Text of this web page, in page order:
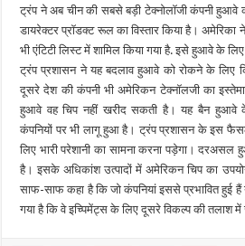
ट्रंप ने अब चीन की सबसे बड़ी टेक्नोलॉजी कंपनी हुआवे
डायरेक्टर प्रॉडक्ट रूल का विस्तार किया है। अमेरिका
भी एंटिटी लिस्ट में शामिल किया गया है. इसे हुआवे के लिए
ट्रंप प्रशासन ने यह बदलाव हुआवे को रोकने के लिए
दूसरे देश की कंपनी भी अमेरिकन टेक्नॉलजी का
हुआवे वह चिप नहीं खरीद सकती है। यह बैन हुआवे
कंपनियों पर भी लागू हुआ है। ट्रंप प्रशासन के इस
लिए भारी परेशानी का सामना करना पड़ेगा। दरअसल
है। इसके अधिकांश उत्पादों में अमेरिकन चिप का
साफ-साफ कहा है कि जो कंपनियां इससे प्रभावित हुई
गया है कि वे इच्पिमेंट्स के लिए दूसरे विकल्प की तलाश